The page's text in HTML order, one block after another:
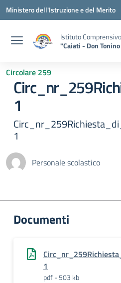
Vai ai contenuti
Vai al menu di navigazione
Vai al footer
Ministero dell'Istruzione e del Merito
Istituto Comprensivo
"Caiati - Don
Circolare 259
1
1
Personale scolastico
Documenti
1
pdf - 503 kb